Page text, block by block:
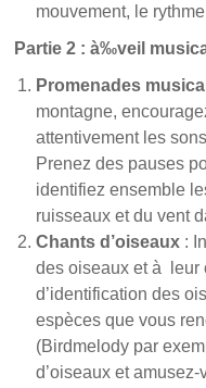
mouvement, le
Partie 2 : à‰veil
Promenades
montagne,
attentivement les
Prenez des pauses
identifiez ensemble
ruisseaux et du vent
Chants d’oiseaux :
des oiseaux et à leur
d’identification des
espèces que vous
(Birdmelody par
d’oiseaux et